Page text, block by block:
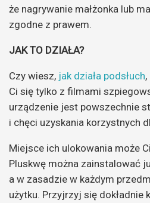
że nagrywanie małżonka lub
zgodne z prawem.
JAK TO DZIAŁA?
Czy wiesz, jak działa podsłuch
Ci się tylko z filmami
urządzenie jest powszechnie
i chęci uzyskania korzystnych
Miejsce ich ulokowania może
Pluskwę można zainstalować
a w zasadzie w każdym
użytku. Przyjrzyj się dokładnie